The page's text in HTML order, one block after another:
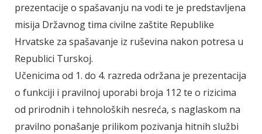
prezentacije o spašavanju na vodi te je predstavljena
misija Državnog tima civilne zaštite Republike
Hrvatske za spašavanje iz ruševina nakon potresa u
Republici Turskoj.
Učenicima od 1. do 4. razreda održana je prezentacija
o funkciji i pravilnoj uporabi broja 112 te o rizicima
od prirodnih i tehnoloških nesreća, s naglaskom na
pravilno ponašanje prilikom pozivanja hitnih službi